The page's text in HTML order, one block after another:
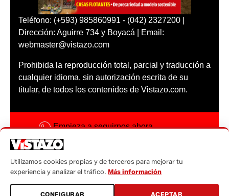
Teléfono: (+593) 985860991 - (042) 2327200 |
Dirección: Aguirre 734 y Boyacá | Email:
webmaster@vistazo.com
Prohibida la reproducción total, parcial y traducción a
cualquier idioma, sin autorización escrita de su
titular, de todos los contenidos de Vistazo.com.
Empieza a seguirnos ahora
Código ética
Sugerencias a:
Utilizamos cookies propias y de terceros para mejorar tu
experiencia y analizar el tráfico. Más información
CONFIGURAR ACEPTAR